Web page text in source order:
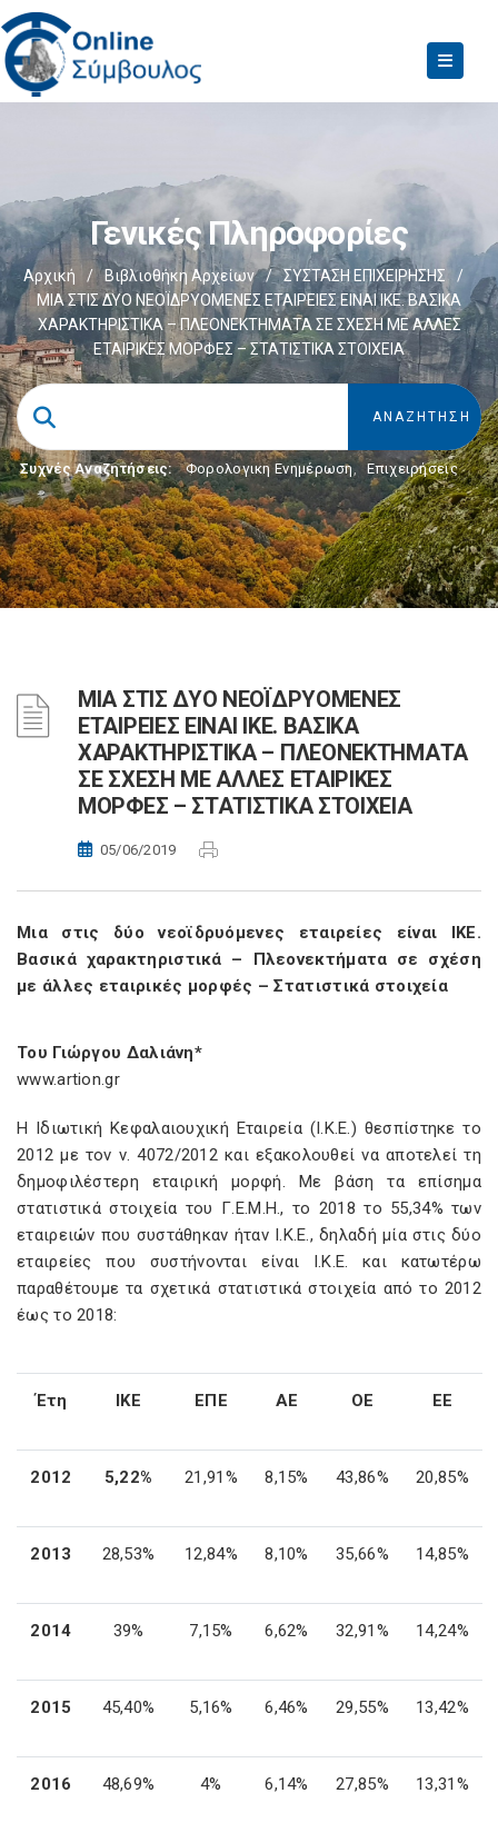
Γενικές Πληροφορίες
Αρχική / Βιβλιοθήκη Αρχείων / ΣΥΣΤΑΣΗ ΕΠΙΧΕΙΡΗΣΗΣ
/
ΜΙΑ ΣΤΙΣ ΔΥΟ ΝΕΟΪΔΡΥΟΜΕΝΕΣ ΕΤΑΙΡΕΙΕΣ ΕΙΝΑΙ ΙΚΕ. ΒΑΣΙΚΑ
ΧΑΡΑΚΤΗΡΙΣΤΙΚΑ – ΠΛΕΟΝΕΚΤΗΜΑΤΑ ΣΕ ΣΧΕΣΗ ΜΕ ΑΛΛΕΣ
ΕΤΑΙΡΙΚΕΣ ΜΟΡΦΕΣ – ΣΤΑΤΙΣΤΙΚΑ ΣΤΟΙΧΕΙΑ
Συχνές Αναζητήσεις: Φορολογικη Ενημέρωση, Επιχειρήσεις
ΜΙΑ ΣΤΙΣ ΔΥΟ ΝΕΟΪΔΡΥΟΜΕΝΕΣ
ΕΤΑΙΡΕΙΕΣ ΕΙΝΑΙ ΙΚΕ. ΒΑΣΙΚΑ
ΧΑΡΑΚΤΗΡΙΣΤΙΚΑ – ΠΛΕΟΝΕΚΤΗΜΑΤΑ
ΣΕ ΣΧΕΣΗ ΜΕ ΑΛΛΕΣ ΕΤΑΙΡΙΚΕΣ
ΜΟΡΦΕΣ – ΣΤΑΤΙΣΤΙΚΑ ΣΤΟΙΧΕΙΑ
05/06/2019
Μια στις δύο νεοϊδρυόμενες εταιρείες είναι ΙΚΕ.
Βασικά χαρακτηριστικά – Πλεονεκτήματα σε σχέση
με άλλες εταιρικές μορφές – Στατιστικά στοιχεία
Του Γιώργου Δαλιάνη*
www.artion.gr
Η Ιδιωτική Κεφαλαιουχική Εταιρεία (Ι.Κ.Ε.) θεσπίστηκε το
2012 με τον ν. 4072/2012 και εξακολουθεί να αποτελεί τη
δημοφιλέστερη εταιρική μορφή. Με βάση τα επίσημα
στατιστικά στοιχεία του Γ.Ε.Μ.Η., το 2018 το 55,34% των
εταιρειών που συστάθηκαν ήταν Ι.Κ.Ε., δηλαδή μία στις δύο
εταιρείες που συστήνονται είναι Ι.Κ.Ε. και κατωτέρω
παραθέτουμε τα σχετικά στατιστικά στοιχεία από το 2012
έως το 2018:
Έτη ΙΚΕ ΕΠΕ ΑΕ ΟΕ ΕΕ
2012 5,22% 21,91% 8,15% 43,86% 20,85%
2013 28,53% 12,84% 8,10% 35,66% 14,85%
2014 39% 7,15% 6,62% 32,91% 14,24%
2015 45,40% 5,16% 6,46% 29,55% 13,42%
2016 48,69% 4% 6,14% 27,85% 13,31%